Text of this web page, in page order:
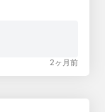
2ヶ月前